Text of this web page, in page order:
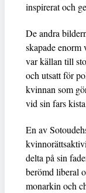
inspirerat och
De andra
skapade enorm
var källan till
och utsatt för
kvinnan som
vid sin fars
En av
delta på sin
berömd liberal
monarkin och